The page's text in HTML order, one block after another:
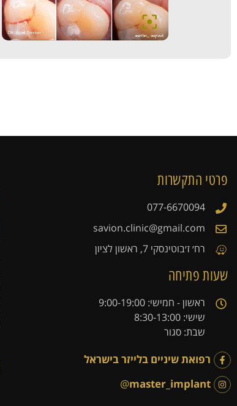
פרטי התקשרות
077-6670094
savion.clinic@gmail.com
רח׳ ז׳בוטינסקי 7, ראשון לציון
שעות פתיחה
ראשון - חמישי: 9:00-19:00
שישי: 8:30-13:00
שבת: סגור
רפואת שיניים בלייזר בישראל
@master_implant